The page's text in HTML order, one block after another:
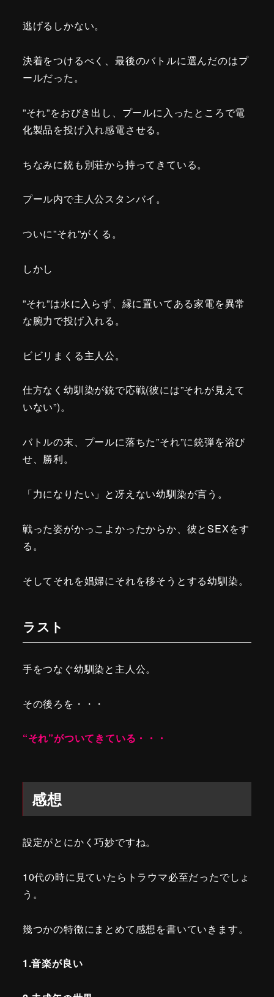
逃げるしかない。
決着をつけるべく、最後のバトルに選んだのはプ
ールだった。
”それ”をおびき出し、プールに入ったところで電
化製品を投げ入れ感電させる。
ちなみに銃も別荘から持ってきている。
プール内で主人公スタンバイ。
ついに”それ”がくる。
しかし
”それ”は水に入らず、縁に置いてある家電を異常
な腕力で投げ入れる。
ビビリまくる主人公。
仕方なく幼馴染が銃で応戦(彼には”それが見えて
いない”)。
バトルの末、プールに落ちた”それ”に銃弾を浴び
せ、勝利。
「力になりたい」と冴えない幼馴染が言う。
戦った姿がかっこよかったからか、彼とSEXをす
る。
そしてそれを娼婦にそれを移そうとする幼馴染。
ラスト
手をつなぐ幼馴染と主人公。
その後ろを・・・
“それ”がついてきている・・・
感想
設定がとにかく巧妙ですね。
10代の時に見ていたらトラウマ必至だったでしょ
う。
幾つかの特徴にまとめて感想を書いていきます。
1.音楽が良い